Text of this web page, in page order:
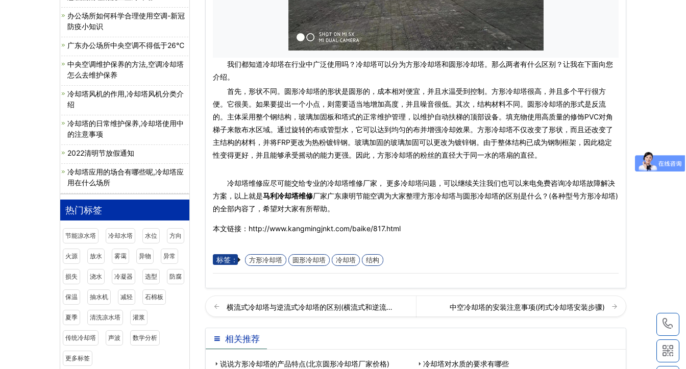
办公场所如何科学合理使用空调-新冠
防疫小知识
广东办公场所中央空调不得低于26℃
中央空调维护保养的方法,空调冷却塔
怎么去维护保养
冷却塔风机的作用,冷却塔风机分类介
绍
冷却塔的日常维护保养,冷却塔使用中
的注意事项
2022清明节放假通知
冷却塔应用的场合有哪些呢,冷却塔应
用在什么场所
热门标签
节能凉水塔 冷却水塔 水位 方向
火源 放水 雾霭 异物 异常
损失 浇水 冷凝器 选型 防腐
保温 抽水机 减轻 石棉板
夏季 清洗凉水塔 灌浆
传统冷却塔 声波 数学分析
更多标签
我们都知道冷却塔在行业中广泛使用吗？冷却塔可以分为方形冷却塔和圆形冷却塔。那么两者有什么区别？让我在下面向您
介绍。
首先，形状不同。圆形冷却塔的形状是圆形的，成本相对便宜，并且水温受到控制。方形冷却塔很高，并且多个平行很方
便。它很美。如果要提出一个小点，则需要适当地增加高度，并且噪音很低。其次，结构材料不同。圆形冷却塔的形式是反流
的。主体采用整个钢结构，玻璃加固板和塔式的正常维护管理，以维护自动扶梯的顶部设备。填充物使用高质量的修饰PVC对角
梯子来散布水区域。通过旋转的布或管型水，它可以达到均匀的布并增强冷却效果。方形冷却塔不仅改变了形状，而且还改变了
主结构的材料，并将FRP更改为热粉镀锌钢。玻璃加固的玻璃加固可以更改为镀锌钢。由于整体结构已成为钢制框架，因此稳定
性变得更好，并且能够承受摇动的能力更强。因此，方形冷却塔的粉丝的直径大于同一水的塔扇的直径。
冷却塔维修应尽可能交给专业的冷却塔维修厂家， 更多冷却塔问题，可以继续关注我们也可以来电免费咨询冷却塔故障解决
方案，以上就是马利冷却塔维修厂家广东康明节能空调为大家整理方形冷却塔与圆形冷却塔的区别是什么？(各种型号方形冷却塔)
的全部内容了，希望对大家有所帮助。
本文链接：http://www.kangmingjnkt.com/baike/817.html
标签： 方形冷却塔 圆形冷却塔 冷却塔 结构
横流式冷却塔与逆流式冷却塔的区别(横流式和逆流… 中空冷却塔的安装注意事项(闭式冷却塔安装步骤)
相关推荐
说说方形冷却塔的产品特点(北京圆形冷却塔厂家价格)
冷却塔对水质的要求有哪些